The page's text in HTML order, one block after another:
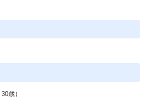
験（治験）を行うなど様々な事業を展開。
歳）